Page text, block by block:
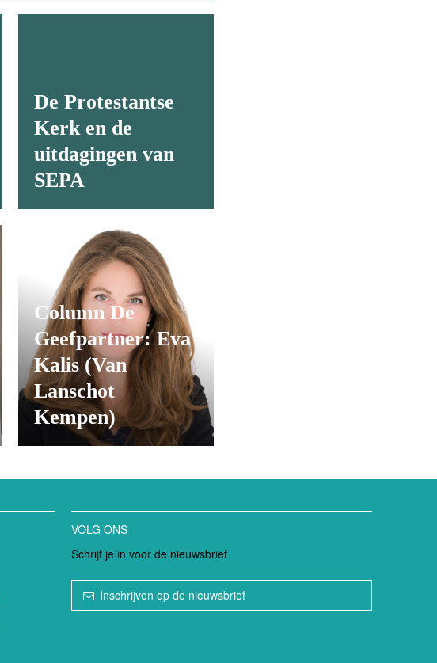
De Protestantse
Kerk en de
uitdagingen van
SEPA
Column De
Geefpartner: Eva
Kalis (Van
Lanschot
Kempen)
VOLG ONS
Schrijf je in voor de nieuwsbrief
Inschrijven op de nieuwsbrief